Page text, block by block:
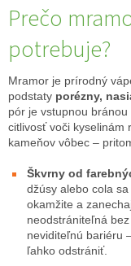
Prečo
potrebuje?
Mramor je prírodný
podstaty porézny,
pór je vstupnou
citlivosť voči kyselinám
kameňov vôbec –
Škvrny od
džúsy alebo cola
okamžite a
neodstrániteľná
neviditeľnú bariéru
ľahko odstrániť.